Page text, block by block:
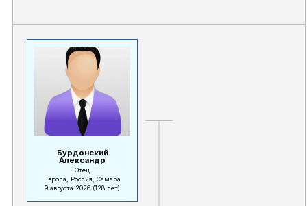
Бурдонский
Александр
Отец
Европа, Россия, Самара
9 августа 2026 (128 лет)